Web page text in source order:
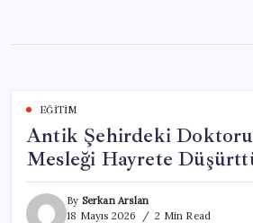
content
EĞITIM
Antik Şehirdeki
Mesleği Hayrete
By Serkan Arslan
18 Mayıs 2026
2 Min Read